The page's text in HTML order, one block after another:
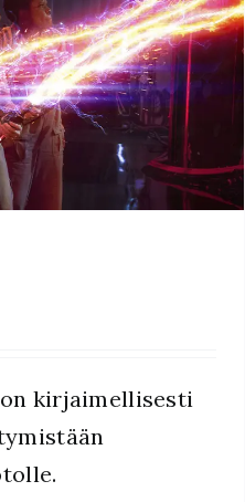
kirjaimellisesti